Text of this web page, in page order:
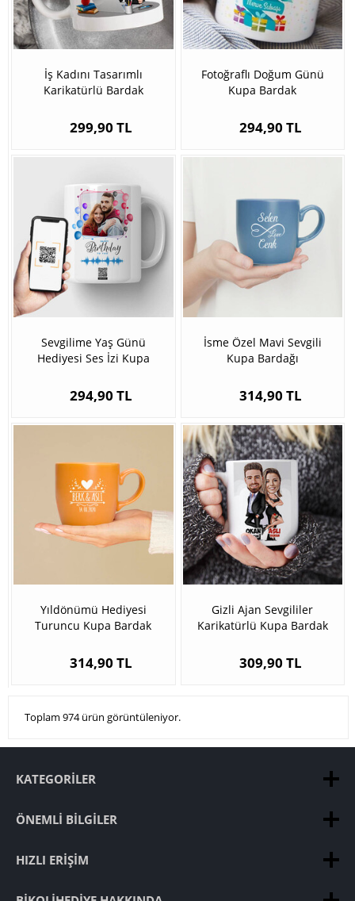
İş Kadını Tasarımlı
Karikatürlü Bardak
299,90 TL
Fotoğraflı Doğum Günü
Kupa Bardak
294,90 TL
Sevgilime Yaş Günü
Hediyesi Ses İzi Kupa
294,90 TL
İsme Özel Mavi Sevgili
Kupa Bardağı
314,90 TL
Yıldönümü Hediyesi
Turuncu Kupa Bardak
314,90 TL
Gizli Ajan Sevgililer
Karikatürlü Kupa Bardak
309,90 TL
Toplam 974 ürün görüntüleniyor.
KATEGORILER
ÖNEMLI BILGILER
HIZLI ERIŞIM